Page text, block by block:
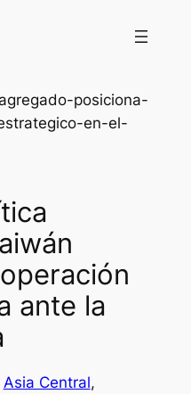
ante la
Asia Central